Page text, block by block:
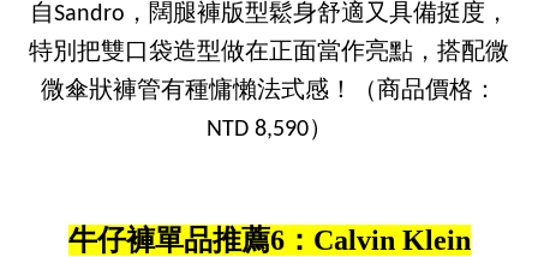
自Sandro，闊腿褲版型鬆身舒適又具備挺度，
特別把雙口袋造型做在正面當作亮點，搭配微
微傘狀褲管有種慵懶法式感！（商品價格：
NTD 8,590）
牛仔褲單品推薦6：Calvin Klein